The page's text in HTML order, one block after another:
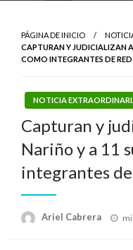
PÁGINA DE INICIO
CAPTURAN Y JUDICIALIZAN
COMO INTEGRANTES DE
NOTICIA
Capturan y
Nariño y a 11
integrantes
Ariel Cabrera